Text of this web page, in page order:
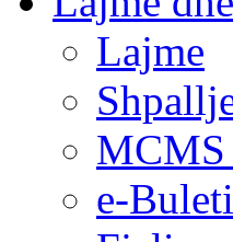
Lajme
MCMS
e-